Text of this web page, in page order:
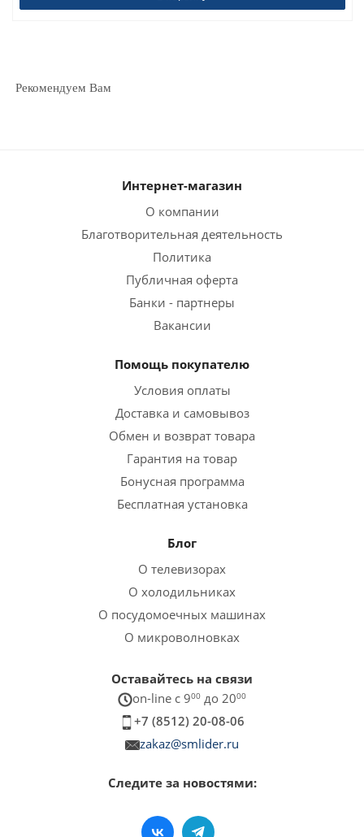
Рекомендуем Вам
Интернет-магазин
О компании
Благотворительная деятельность
Политика
Публичная оферта
Банки - партнеры
Вакансии
Помощь покупателю
Условия оплаты
Доставка и самовывоз
Обмен и возврат товара
Гарантия на товар
Бонусная программа
Бесплатная установка
Блог
О телевизорах
О холодильниках
О посудомоечных машинах
О микроволновках
Оставайтесь на связи
on-line c 900 до 2000
+7 (8512) 20-08-06
zakaz@smlider.ru
Следите за новостями: